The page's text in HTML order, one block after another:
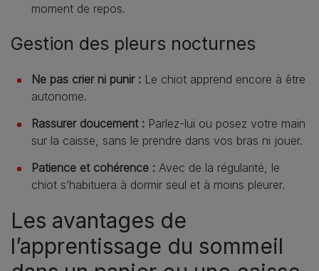
moment de repos.
Gestion des pleurs nocturnes
Ne pas crier ni punir : Le chiot apprend encore à être
autonome.
Rassurer doucement : Parlez-lui ou posez votre main
sur la caisse, sans le prendre dans vos bras ni jouer.
Patience et cohérence : Avec de la régularité, le
chiot s’habituera à dormir seul et à moins pleurer.
Les avantages de
l’apprentissage du sommeil